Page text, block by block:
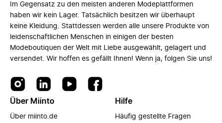
Im Gegensatz zu den meisten anderen Modeplattformen
haben wir kein Lager. Tatsächlich besitzen wir überhaupt
keine Kleidung. Stattdessen werden alle unsere Produkte von
leidenschaftlichen Menschen in einigen der besten
Modeboutiquen der Welt mit Liebe ausgewählt, gelagert und
versendet. Wir hoffen es gefällt Ihnen! Wenn ja, folgen Sie uns!
Über Miinto
Über miinto.de
Hilfe
Häufig gestellte Fragen